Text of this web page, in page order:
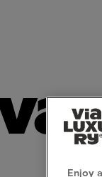
Enjoy